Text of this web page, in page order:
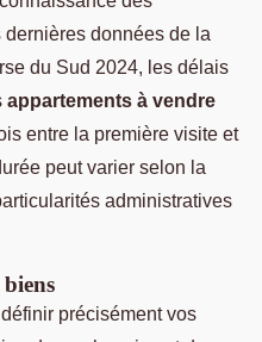
données de la
du Sud 2024, les délais
appartements à vendre
entre la première visite et
peut varier selon la
administratives
biens
précisément vos